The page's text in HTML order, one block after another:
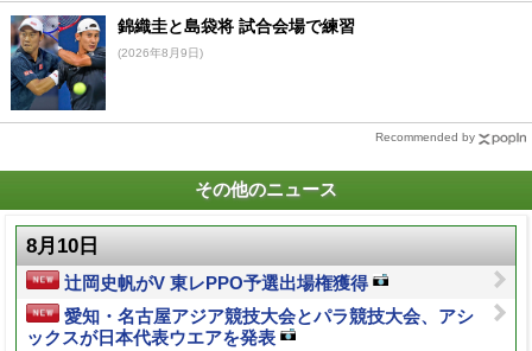
錦織圭と島袋将 試合会場で練習
(2026年8月9日)
Recommended by
その他のニュース
8月10日
辻岡史帆がV 東レPPO予選出場権獲得
愛知・名古屋アジア競技大会とパラ競技大会、アシ
ックスが日本代表ウエアを発表